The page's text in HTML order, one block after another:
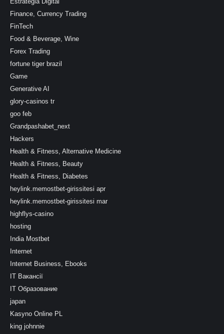
Finance, Currency Trading
FinTech
Food & Beverage, Wine
Forex Trading
fortune tiger brazil
Game
Generative AI
glory-casinos tr
goo feb
Grandpashabet_next
Hackers
Health & Fitness, Alternative Medicine
Health & Fitness, Beauty
Health & Fitness, Diabetes
heylink.memostbet-girissitesi apr
heylink.memostbet-girissitesi mar
highflys-casino
hosting
India Mostbet
Internet
Internet Business, Ebooks
IT Вакансії
IT Образование
japan
Kasyno Online PL
king johnnie